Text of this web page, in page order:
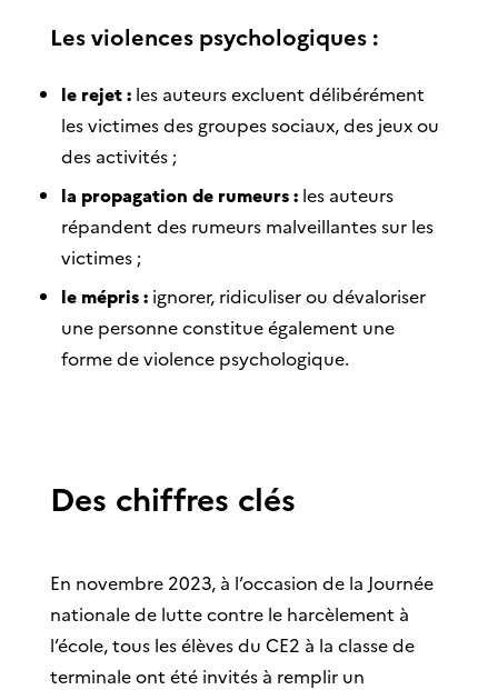
Les violences psychologiques :
le rejet : les auteurs excluent délibérément
les victimes des groupes sociaux, des jeux ou
des activités ;
la propagation de rumeurs : les auteurs
répandent des rumeurs malveillantes sur les
victimes ;
le mépris : ignorer, ridiculiser ou dévaloriser
une personne constitue également une
forme de violence psychologique.
Des chiffres clés
En novembre 2023, à l’occasion de la Journée
nationale de lutte contre le harcèlement à
l’école, tous les élèves du CE2 à la classe de
terminale ont été invités à remplir un